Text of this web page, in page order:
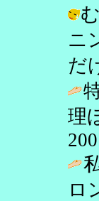
ニ
だ
理
ロ